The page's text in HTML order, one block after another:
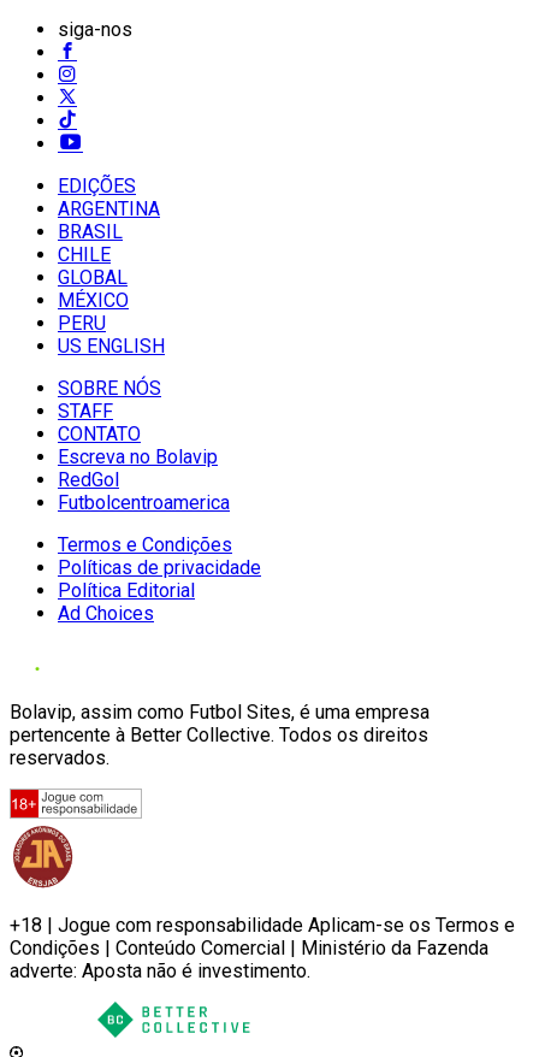
siga-nos
EDIÇÕES
ARGENTINA
BRASIL
CHILE
GLOBAL
MÉXICO
PERU
US ENGLISH
SOBRE NÓS
STAFF
CONTATO
Escreva no Bolavip
RedGol
Futbolcentroamerica
Termos e Condições
Políticas de privacidade
Política Editorial
Ad Choices
Bolavip, assim como Futbol Sites, é uma empresa
pertencente à Better Collective. Todos os direitos
reservados.
+18 | Jogue com responsabilidade Aplicam-se os Termos e
Condições | Conteúdo Comercial | Ministério da Fazenda
adverte: Aposta não é investimento.